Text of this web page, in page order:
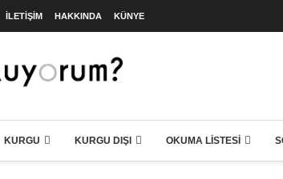
İLETIŞIM HAKKINDA KÜNYE
KURGU KURGU DIŞI OKUMA LISTESI